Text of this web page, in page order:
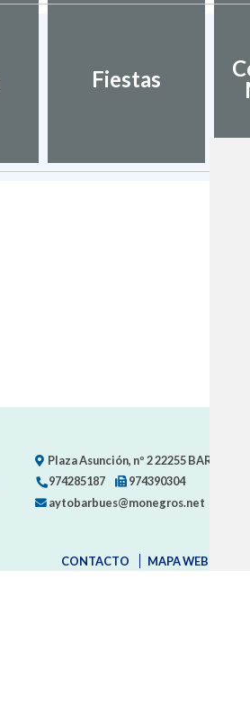
Fiestas
Plaza Asunción, nº 222255BARBUÉS
974285187
974390304
aytobarbues@monegros.net
CONTACTO MAPA WEB